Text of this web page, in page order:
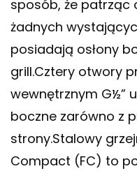
sposób, że patrząc
żadnych
posiadają osłony
grill.Cztery otwory
wewnętrznym G½”
boczne zarówno z
strony.Stalowy
Compact (FC) to